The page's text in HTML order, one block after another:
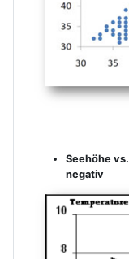
Seehöhe
negativ